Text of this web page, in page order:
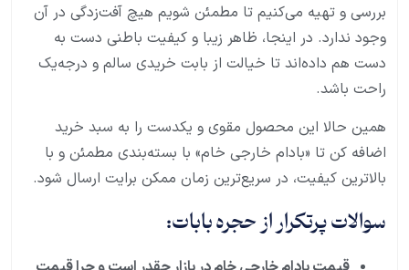
بررسی و تهیه می‌کنیم تا مطمئن شویم هیچ آفت‌زدگی در آن
وجود ندارد. در اینجا، ظاهر زیبا و کیفیت باطنی دست به
دست هم داده‌اند تا خیالت از بابت خریدی سالم و درجه‌یک
راحت باشد.
همین حالا این محصول مقوی و یکدست را به سبد خرید
اضافه کن تا «بادام خارجی خام» با بسته‌بندی مطمئن و با
بالاترین کیفیت، در سریع‌ترین زمان ممکن برایت ارسال شود.
سوالات پرتکرار از حجره بابات: